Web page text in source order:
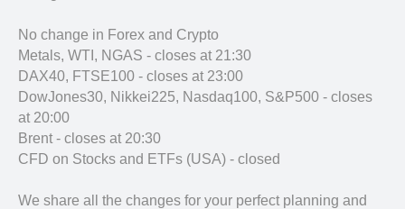
No change in Forex and Crypto
Metals, WTI, NGAS - closes at 21:30
DAX40, FTSE100 - closes at 23:00
DowJones30, Nikkei225, Nasdaq100, S&P500 - closes
at 20:00
Brent - closes at 20:30
CFD on Stocks and ETFs (USA) - closed
We share all the changes for your perfect planning and